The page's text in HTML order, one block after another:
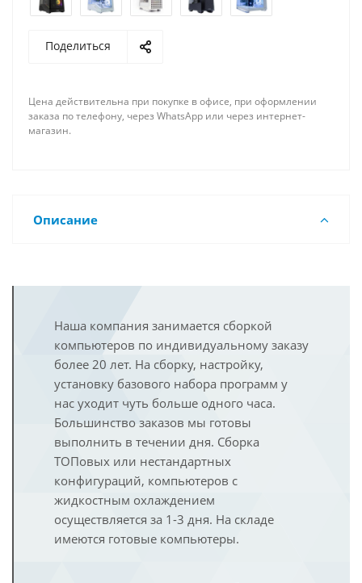
Поделиться
Цена действительна при покупке в офисе, при оформлении
заказа по телефону, через WhatsApp или через интернет-
магазин.
Описание
Наша компания занимается сборкой
компьютеров по индивидуальному заказу
более 20 лет. На сборку, настройку,
установку базового набора программ у
нас уходит чуть больше одного часа.
Большинство заказов мы готовы
выполнить в течении дня. Сборка
ТОПовых или нестандартных
конфигураций, компьютеров с
жидкостным охлаждением
осуществляется за 1-3 дня. На складе
имеются готовые компьютеры.